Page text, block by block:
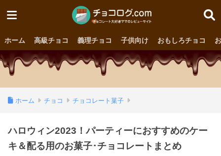
ホーム 高級チョコ 義理チョコ 子供向け おもしろチョコ
ホーム チョコ チョコレート菓子
ハロウィン2023！パーティーにおすすめのケー
キ＆配る用のお菓子･チョコレートまとめ